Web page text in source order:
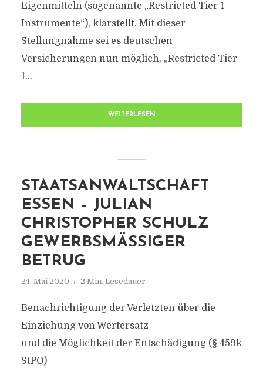
Eigenmitteln (sogenannte „Restricted Tier 1
Instrumente“), klarstellt. Mit dieser
Stellungnahme sei es deutschen
Versicherungen nun möglich, „Restricted Tier
1...
WEITERLESEN
STAATSANWALTSCHAFT
ESSEN – JULIAN
CHRISTOPHER SCHULZ
GEWERBSMÄSSIGER B
ETRUG
24. Mai 2020 2 Min. Lesedauer
Benachrichtigung der Verletzten über die
Einziehung von Wertersatz
und die Möglichkeit der Entschädigung (§ 459k
StPO)